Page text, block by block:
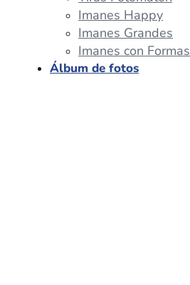
Imanes Happy
Imanes Grandes
Imanes con Formas
Álbum de fotos